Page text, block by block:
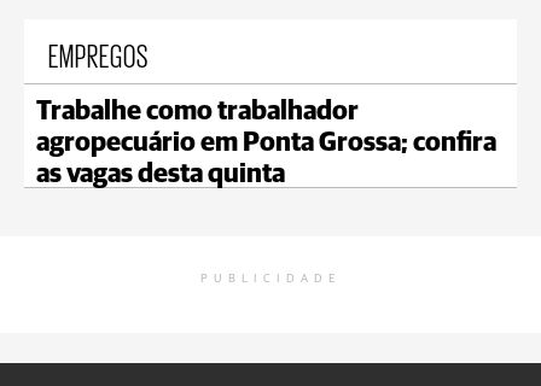
EMPREGOS
Trabalhe como trabalhador
agropecuário em Ponta Grossa; confira
as vagas desta quinta
PUBLICIDADE